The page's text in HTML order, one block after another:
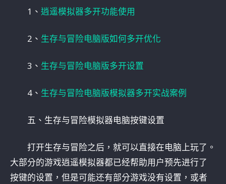
1、 逍遥模拟器多开功能使用
2、 生存与冒险电脑版如何多开优化
3、 生存与冒险电脑版多开设置
4、 生存与冒险电脑版模拟器多开实战案例
五、生存与冒险模拟器电脑按键设置
打开生存与冒险之后，就可以直接在电脑上玩了。
大部分的游戏逍遥模拟器都已经帮助用户预先进行了
按键的设置，但是可能还有部分游戏没有设置，或者